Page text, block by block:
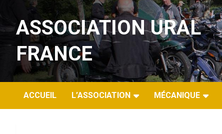
au
contenuASSOCIATION URAL
FRANCE
ACCUEIL L’ASSOCIATION MÉCANIQUE